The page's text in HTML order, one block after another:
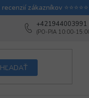
Ako balíme v
+421944003991
HĽADAŤ